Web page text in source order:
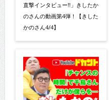
直撃インタビュー!!」きしたか
のさんの動画第4弾！【きした
かのさん4/4】